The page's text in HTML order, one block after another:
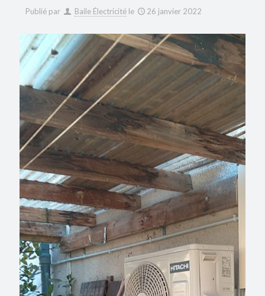
Publié par Baile Électricité le 26 janvier 2022